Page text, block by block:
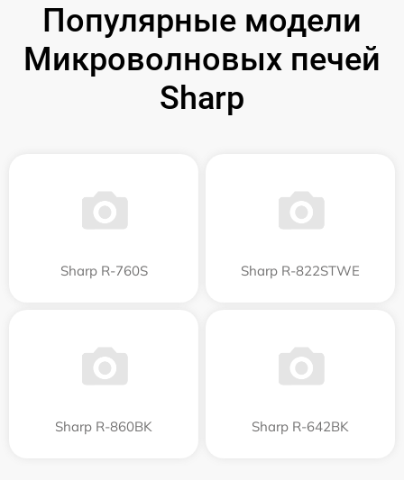
Популярные модели
Микроволновых печей
Sharp
Sharp R-760S Sharp R-822STWE
Sharp R-860BK Sharp R-642BK